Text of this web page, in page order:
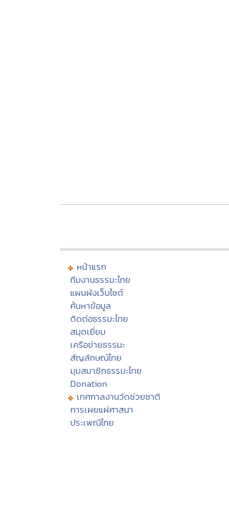
หน้าแรก
ทีมงานธรรมะไทย
แผนผังเว็บไซต์
ค้นหาข้อมูล
ติดต่อธรรมะไทย
สมุดเยี่ยม
เครือข่ายธรรมะ
สัญลักษณ์ไทย
มุมสมาชิกธรรมะไทย
Donation
เทศกาลงานวัดช่วยชาติ
การเผยแผ่ศาสนา
ประเพณีไทย